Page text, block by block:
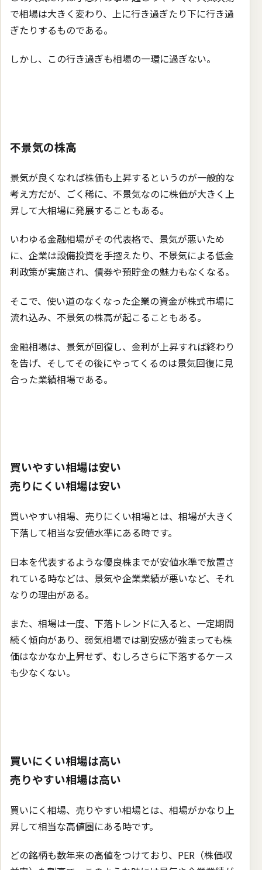
で相場は大きく変わり、上に行き過ぎたり下に行き過
ぎたりするものである。
しかし、この行き過ぎも相場の一環に過ぎない。
不景気の株高
景気が良くなれば株価も上昇するというのが一般的な
考え方だが、ごく稀に、不景気なのに株価が大きく上
昇して大相場に発展することもある。
いわゆる金融相場がその代表格で、景気が悪いため
に、企業は設備投資を手控えたり、不景気による低金
利政策が実施され、債券や預貯金の魅力もなくなる。
そこで、使い道のなくなった企業の資金が株式市場に
流れ込み、不景気の株高が起こることもある。
金融相場は、景気が回復し、金利が上昇すれば終わり
を告げ、そしてその後にやってくるのは景気回復に見
合った業績相場である。
買いやすい相場は安い
売りにくい相場は安い
買いやすい相場、売りにくい相場とは、相場が大きく
下落して相当な安値水準にある時です。
日本を代表するような優良株までが安値水準で放置さ
れている時などは、景気や企業業績が悪いなど、それ
なりの理由がある。
また、相場は一度、下落トレンドに入ると、一定期間
続く傾向があり、弱気相場では割安感が強まっても株
価はなかなか上昇せず、むしろさらに下落するケース
も少なくない。
買いにくい相場は高い
売りやすい相場は高い
買いにく相場、売りやすい相場とは、相場がかなり上
昇して相当な高値圏にある時です。
どの銘柄も数年来の高値をつけており、PER（株価収